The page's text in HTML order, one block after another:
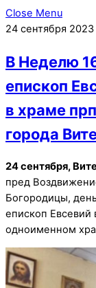
Close Menu
24 сентября 2023
В Неделю
епископ
в храме
города
24 сентября,
пред
Богородицы,
епископ Евсевий
одноименном